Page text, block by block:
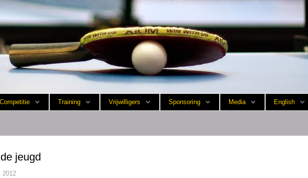
Competitie Training Vrijwilligers Sponsoring Media English
jeugd
2012